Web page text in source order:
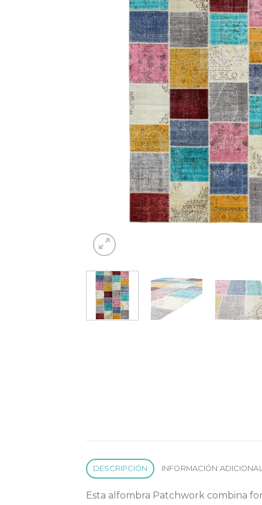
DESCRIPCIÓN INFORMACIÓN ADICIONAL
Esta alfombra Patchwork combina